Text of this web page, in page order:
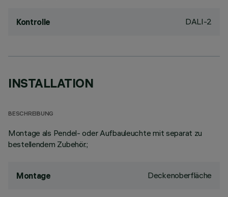
Kontrolle DALI-2
INSTALLATION
BESCHREIBUNG
Montage als Pendel- oder Aufbauleuchte mit separat zu
bestellendem Zubehör.;
Montage Deckenoberfläche